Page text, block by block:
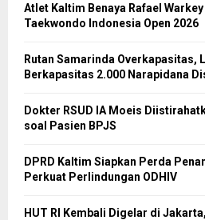
Atlet Kaltim Benaya Rafael
Taekwondo Indonesia Open 2026
Rutan Samarinda Overkapasitas,
Berkapasitas 2.000 Narapidana
Dokter RSUD IA Moeis
soal Pasien BPJS
DPRD Kaltim Siapkan Perda
Perkuat Perlindungan ODHIV
HUT RI Kembali Digelar di